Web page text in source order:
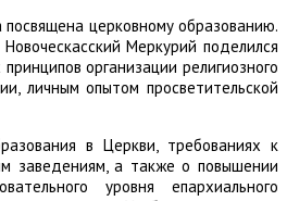
церковному образованию.
Меркурий поделился
организации религиозного
личным опытом просветительской
в Церкви, требованиях к
заведениям, а также о повышении
уровня епархиального